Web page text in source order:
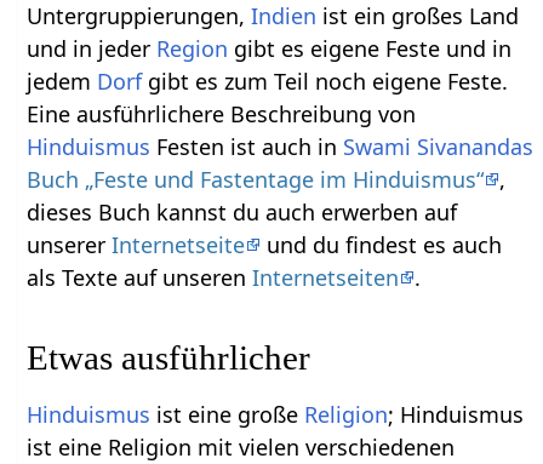
Untergruppierungen,Indien ist ein großes Land
und in jeder Region gibt es eigene Feste und in
jedem Dorfgibt es zum Teil noch eigene Feste.
Eine ausführlichere Beschreibung von
Hinduismus Festen ist auch in Swami Sivanandas
Buch „Feste und Fastentage im Hinduismus“ ,
dieses Buch kannst du auch erwerben auf
unsererInternetseite
und du findest es auch
als Texte auf unserenInternetseiten .
Etwas ausführlicher
Hinduismus ist eine große Religion; Hinduismus
ist eine Religion mit vielen verschiedenen